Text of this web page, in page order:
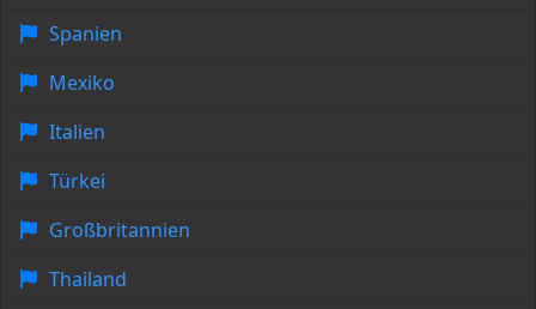
Spanien
Mexiko
Italien
Türkei
Großbritannien
Thailand